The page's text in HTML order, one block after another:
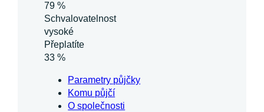
79 %
Schvalovatelnost
vysoké
Přeplatíte
33 %
Parametry půjčky
Komu půjčí
O společnosti